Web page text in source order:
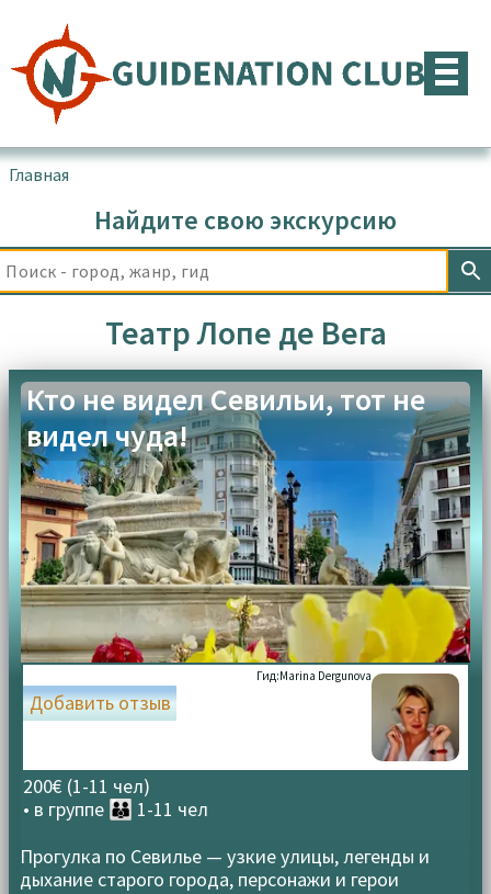
содержимому
Главная
Найдите свою экскурсию
Театр Лопе де Вега
Кто не видел Севильи, тот не
видел чуда!
Гид:Marina Dergunova
200€ (1-11 чел)
• в группе 👪 1-11 чел
Добавить отзыв
Прогулка по Севилье — узкие улицы, легенды и
дыхание старого города, персонажи и герои